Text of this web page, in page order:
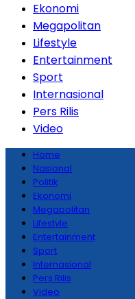
Ekonomi
Megapolitan
Lifestyle
Entertainment
Sport
Internasional
Pers Rilis
Video
Home
Nasional
Politik
Ekonomi
Megapolitan
Lifestyle
Entertainment
Sport
Internasional
Pers Rilis
Video